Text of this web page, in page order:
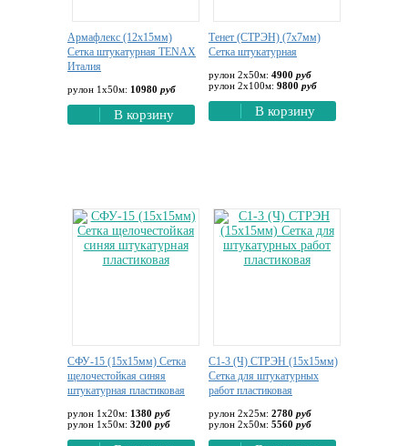
Армафлекс (12х15мм)
Сетка штукатурная TENAX
Италия
рулон 1х50м: 10980 руб
В корзину
Тенет (СТРЭН) (7х7мм)
Сетка штукатурная
рулон 2х50м: 4900 руб
рулон 2х100м: 9800 руб
В корзину
СФУ-15 (15х15мм) Сетка
щелочестойкая синяя
штукатурная пластиковая
рулон 1х20м: 1380 руб
рулон 1х50м: 3200 руб
С1-3 (Ч) СТРЭН (15х15мм)
Сетка для штукатурных
работ пластиковая
рулон 2х25м: 2780 руб
рулон 2х50м: 5560 руб